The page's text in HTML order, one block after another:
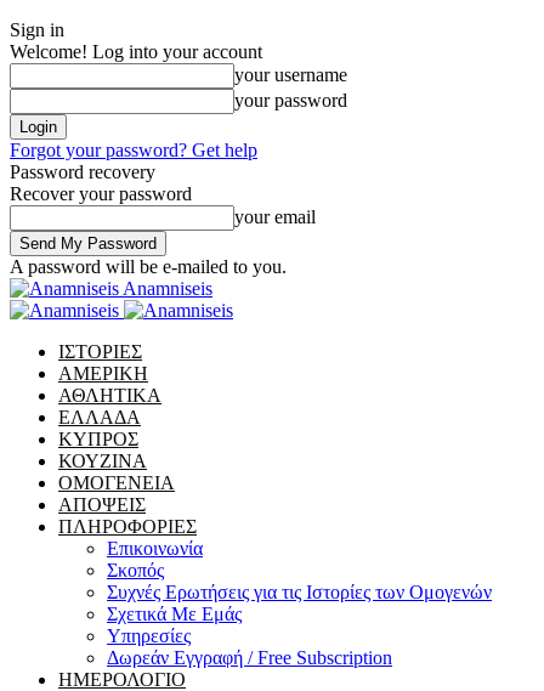
Sign in
Welcome! Log into your account
your username
your password
Forgot your password? Get help
Password recovery
Recover your password
your email
A password will be e-mailed to you.
Anamniseis
ΙΣΤΟΡΙΕΣ
ΑΜΕΡΙΚΗ
ΑΘΛΗΤΙΚΑ
ΕΛΛΑΔΑ
ΚΥΠΡΟΣ
ΚΟΥΖΙΝΑ
ΟΜΟΓΕΝΕΙΑ
ΑΠΟΨΕΙΣ
ΠΛΗΡΟΦΟΡΙΕΣ
Επικοινωνία
Σκοπός
Συχνές Ερωτήσεις για τις Ιστορίες των Ομογενών
Σχετικά Με Εμάς
Υπηρεσίες
Δωρεάν Εγγραφή / Free Subscription
ΗΜΕΡΟΛΟΓΙΟ